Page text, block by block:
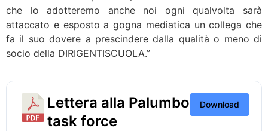
che lo adotteremo anche noi ogni qualvolta sarà
attaccato e esposto a gogna mediatica un collega che
fa il suo dovere a prescindere dalla qualità o meno di
socio della DIRIGENTISCUOLA.”
Lettera alla Palumbo
task force
Download